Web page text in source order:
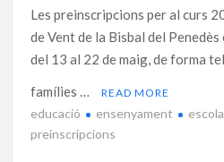
Les preinscripcions per al curs
de Vent de la Bisbal del
del 13 al 22 de maig, de forma
famílies …
READ MORE
educació ensenyament
preinscripcions